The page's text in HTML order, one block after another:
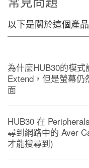
以下是關於這個產
為什麼HUB30的模
Extend，但是螢幕
面
HUB30 在
尋到網路中的 Aver
才能搜尋到)